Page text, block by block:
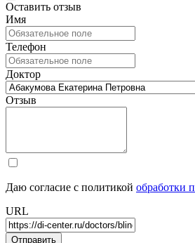
Оставить отзыв
Имя
Телефон
Доктор
Отзыв
Даю согласие с политикой обработки
URL